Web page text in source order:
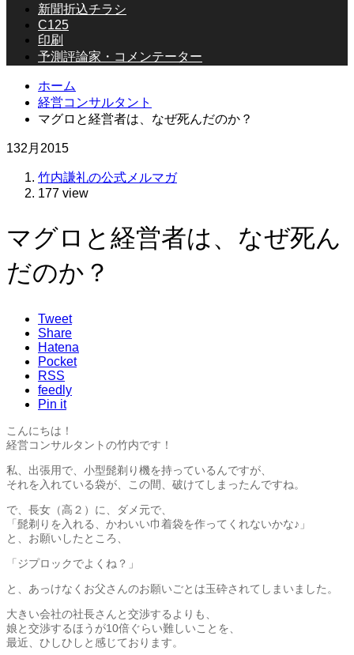
新聞折込チラシ
C125
印刷
予測評論家・コメンテーター
ホーム
経営コンサルタント
マグロと経営者は、なぜ死んだのか？
132月 2015
竹内謙礼の公式メルマガ
177 view
マグロと経営者は、なぜ死ん
だのか？
Tweet
Share
Hatena
Pocket
RSS
feedly
Pin it
こんにちは！
経営コンサルタントの竹内です！
私、出張用で、小型髭剃り機を持っているんですが、
それを入れている袋が、この間、破けてしまったんですね。
で、長女（高２）に、ダメ元で、
「髭剃りを入れる、かわいい巾着袋を作ってくれないかな♪」
と、お願いしたところ、
「ジプロックでよくね？」
と、あっけなくお父さんのお願いごとは玉砕されてしまいました。
大きい会社の社長さんと交渉するよりも、
娘と交渉するほうが10倍ぐらい難しいことを、
最近、ひしひしと感じております。